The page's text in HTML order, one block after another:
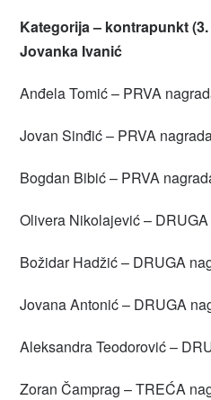
Kategorija – kontrapunkt
Jovanka Ivanić
Anđela Tomić – PRVA
Jovan Sinđić – PRVA
Bogdan Bibić – PRVA
Olivera Nikolajević –
Božidar Hadžić – DRUGA
Jovana Antonić – DRUGA
Aleksandra Teodorović –
Zoran Čamprag – TREĆA